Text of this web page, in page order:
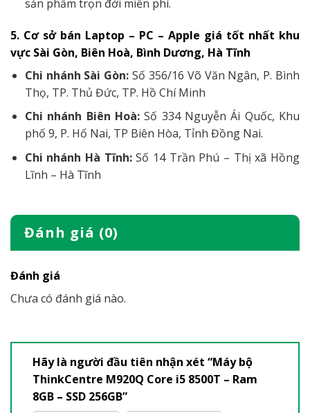
sản phẩm trọn đời miễn phí.
5. Cơ sở bán Laptop – PC – Apple giá tốt nhất khu
vực Sài Gòn, Biên Hoà, Bình Dương, Hà Tĩnh
Chi nhánh Sài Gòn:Số 356/16 Võ Văn Ngân, P. Bình
Thọ, TP. Thủ Đức, TP. Hồ Chí Minh
Chi nhánh Biên Hoà:Số 334 Nguyễn Ái Quốc, Khu
phố 9, P. Hố Nai, TP Biên Hòa, Tỉnh Đồng Nai.
Chi nhánh Hà Tĩnh:Số 14 Trần Phú – Thị xã Hồng
Lĩnh – Hà Tĩnh
Đánh giá (0)
Đánh giá
Chưa có đánh giá nào.
Hãy là người đầu tiên nhận xét “Máy bộ
ThinkCentre M920Q Core i5 8500T – Ram
8GB – SSD 256GB”